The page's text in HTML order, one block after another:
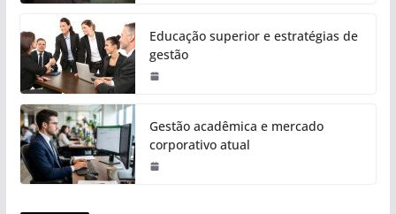
Educação superior e estratégias de
gestão
Gestão acadêmica e mercado
corporativo atual